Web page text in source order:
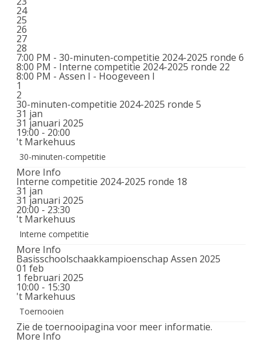
24
25
26
27
28
7:00 PM - 30-minuten-competitie 2024-2025 ronde 6
8:00 PM - Interne competitie 2024-2025 ronde 22
8:00 PM - Assen I - Hoogeveen I
1
2
30-minuten-competitie 2024-2025 ronde 5
31 jan
31 januari 2025
19:00 - 20:00
't Markehuus
30-minuten-competitie
More Info
Interne competitie 2024-2025 ronde 18
31 jan
31 januari 2025
20:00 - 23:30
't Markehuus
Interne competitie
More Info
Basisschoolschaakkampioenschap Assen 2025
01 feb
1 februari 2025
10:00 - 15:30
't Markehuus
Toernooien
Zie de toernooipagina voor meer informatie.
More Info